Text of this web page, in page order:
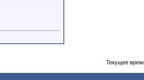
Текущее